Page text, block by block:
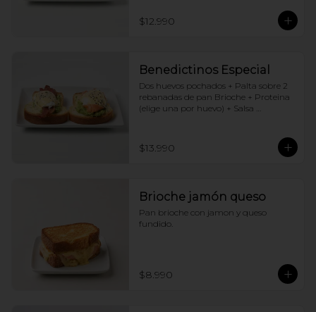
$12.990
Benedictinos Especial
Dos huevos pochados + Palta sobre 2
rebanadas de pan Brioche + Proteina
(elige una por huevo) + Salsa
$13.990
Brioche jamón queso
Pan brioche con jamon y queso
fundido.
$8.990